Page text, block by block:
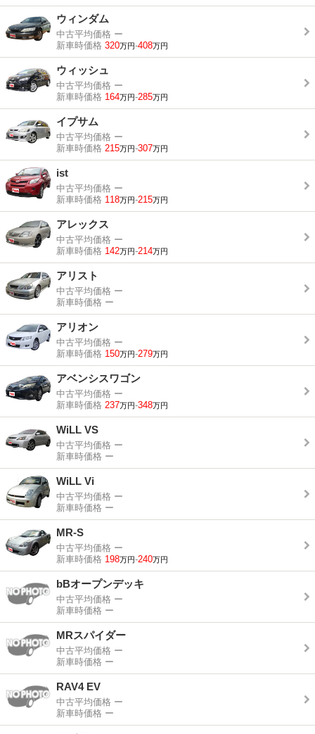
ウィンダム
中古平均価格 ー
新車時価格 320万円-408万円
ウィッシュ
中古平均価格 ー
新車時価格 164万円-285万円
イプサム
中古平均価格 ー
新車時価格 215万円-307万円
ist
中古平均価格 ー
新車時価格 118万円-215万円
アレックス
中古平均価格 ー
新車時価格 142万円-214万円
アリスト
中古平均価格 ー
新車時価格 ー
アリオン
中古平均価格 ー
新車時価格 150万円-279万円
アベンシスワゴン
中古平均価格 ー
新車時価格 237万円-348万円
WiLL VS
中古平均価格 ー
新車時価格 ー
WiLL Vi
中古平均価格 ー
新車時価格 ー
MR-S
中古平均価格 ー
新車時価格 198万円-240万円
bBオープンデッキ
中古平均価格 ー
新車時価格 ー
MRスパイダー
中古平均価格 ー
新車時価格 ー
RAV4 EV
中古平均価格 ー
新車時価格 ー